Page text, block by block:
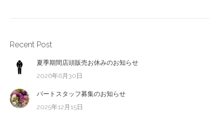
Recent Post
夏季期間店頭販売お休みのお知らせ
2026年6月30日
パートスタッフ募集のお知らせ
2025年12月15日